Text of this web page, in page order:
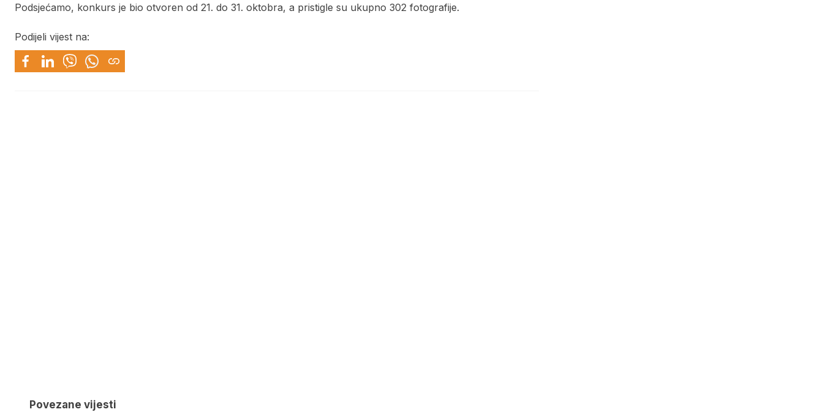
Podsjećamo, konkurs je bio otvoren od 21. do 31. oktobra, a pristigle su ukupno 302 fotografije.
Podijeli vijest na:
Povezane vijesti